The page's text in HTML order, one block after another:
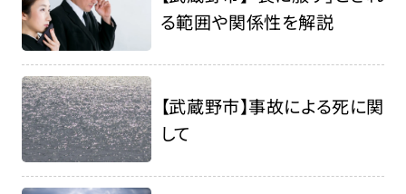
る範囲や関係性を解説
【武蔵野市】事故による死に関
して